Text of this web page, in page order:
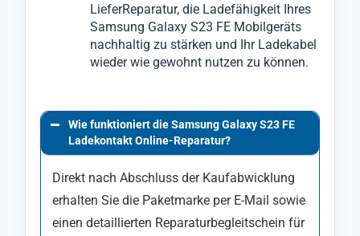
LieferReparatur, die Ladefähigkeit Ihres
Samsung Galaxy S23 FE Mobilgeräts
nachhaltig zu stärken und Ihr Ladekabel
wieder wie gewohnt nutzen zu können.
Wie funktioniert die Samsung Galaxy S23 FE
Ladekontakt Online-Reparatur?
Direkt nach Abschluss der Kaufabwicklung
erhalten Sie die Paketmarke per E-Mail sowie
einen detaillierten Reparaturbegleitschein für